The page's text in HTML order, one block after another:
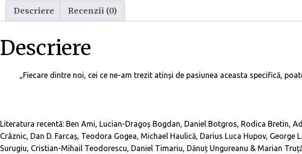
Descriere Recenzii (0)
Descriere
„Fiecare dintre noi, cei ce ne-am trezit atinși de pasiunea aceasta specifică,
Literatura recentă: Ben Ami, Lucian-Dragoș Bogdan, Daniel Botgros, Rodica Bretin,
Crâznic, Dan D. Farcaș, Teodora Gogea, Michael Haulică, Darius Luca Hupov,
Surugiu, Cristian-Mihail Teodorescu, Daniel Timariu, Dănuț Ungureanu & Marian